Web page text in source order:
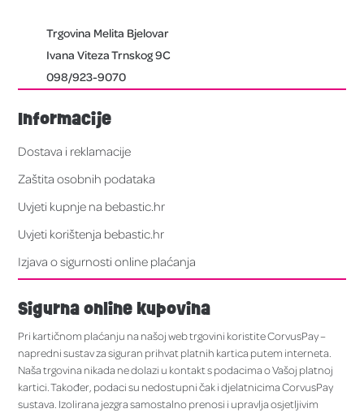
Trgovina Melita Bjelovar
Ivana Viteza Trnskog 9C
098/923-9070
Informacije
Dostava i reklamacije
Zaštita osobnih podataka
Uvjeti kupnje na bebastic.hr
Uvjeti korištenja bebastic.hr
Izjava o sigurnosti online plaćanja
Sigurna online kupovina
Pri kartičnom plaćanju na našoj web trgovini koristite CorvusPay –
napredni sustav za siguran prihvat platnih kartica putem interneta.
Naša trgovina nikada ne dolazi u kontakt s podacima o Vašoj platnoj
kartici. Također, podaci su nedostupni čak i djelatnicima CorvusPay
sustava. Izolirana jezgra samostalno prenosi i upravlja osjetljivim